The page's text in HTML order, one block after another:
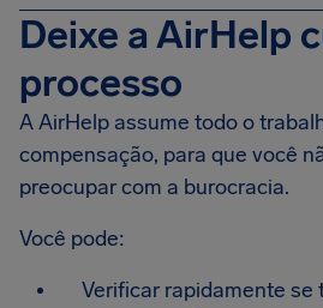
Deixe a AirHelp
processo
A AirHelp assume todo o
compensação, para que você
preocupar com a burocracia.
Você pode:
Verificar rapidamente se